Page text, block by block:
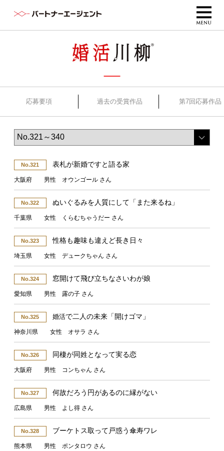
応募要項 過去の受賞作品 第7回応募作品
No.321 表札が新婚ですと語る家
大阪府 男性 オウンゴール さん
No.322 ぬいぐるみを人質にして「また来るね」
千葉県 女性 くらむちゃうだー さん
No.323 性格も趣味も違えど長き日々
埼玉県 女性 デュークちゃん さん
No.324 窓開けて飛び立ちなさいわが娘
愛知県 男性 露の子 さん
No.325 婚活で二人の未来「開けゴマ」
神奈川県 女性 オサラ さん
No.326 同棲が同姓となって実る恋
大阪府 男性 コンちゃん さん
No.327 何故だろう円があるのに縁がない
広島県 男性 よし得 さん
No.328 ブーケトス取って戸惑う傘寿ワレ
熊本県 男性 ポンタロウ さん